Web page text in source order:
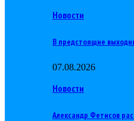
Новости
В предстоящие
07.08.2026
Новости
Александр Фетисов